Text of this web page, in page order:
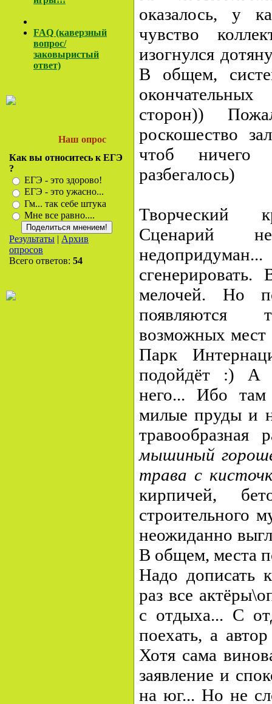
FAQ (каверзный
вопрос/
заковыристый
ответ)
Наш опрос
Как вы относитесь к ЕГЭ
?
ЕГЭ - это здорово!
ЕГЭ - это ужасно...
Гм... так себе штука
Мне все равно....
Результаты | Архив
опросов
Всего ответов: 54
оказалось, у
чувство
изогнулся
В общем,
сторон))
роскошество
чтоб ничего
разбегалось)
Творческий
Сценарий
мелочей. Но
появляются
возможных мест
Парк
подойдёт :) А
него... Ибо там
милые пруды и
травообразная
мышиный
трава с
кирпичей,
строительного
неожиданно
В общем, места
Надо дописать
раз все
с отдыха... С
поехать, а
Хотя сама
заявление и
на юг... Но не